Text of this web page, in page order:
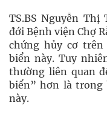
TS.BS Nguyễn
đới Bệnh viện Chợ
chứng hủy cơ
biển này. Tuy
thường liên quan
biển” hơn là trong
này.